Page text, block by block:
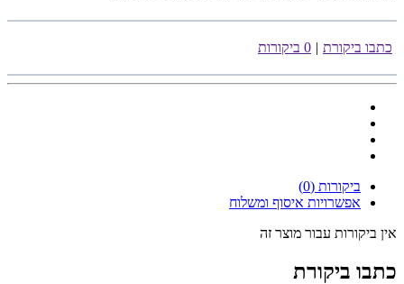
כתבו ביקורת | 0 ביקורות
ביקורות (0)
אפשרויות איסוף ומשלוח
אין ביקורות עבור מוצר זה
כתבו ביקורת